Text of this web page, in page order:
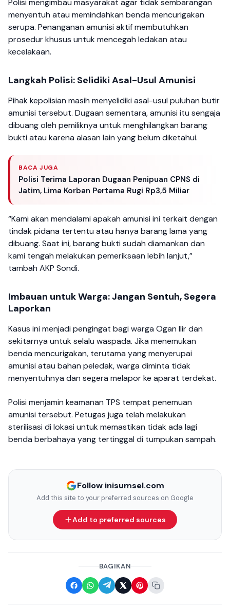
Polisi mengimbau masyarakat agar tidak sembarangan
menyentuh atau memindahkan benda mencurigakan
serupa. Penanganan amunisi aktif membutuhkan
prosedur khusus untuk mencegah ledakan atau
kecelakaan.
Langkah Polisi: Selidiki Asal-Usul Amunisi
Pihak kepolisian masih menyelidiki asal-usul puluhan butir
amunisi tersebut. Dugaan sementara, amunisi itu sengaja
dibuang oleh pemiliknya untuk menghilangkan barang
bukti atau karena alasan lain yang belum diketahui.
BACA JUGA
Polisi Terima Laporan Dugaan Penipuan CPNS di
Jatim, Lima Korban Pertama Rugi Rp3,5 Miliar
“Kami akan mendalami apakah amunisi ini terkait dengan
tindak pidana tertentu atau hanya barang lama yang
dibuang. Saat ini, barang bukti sudah diamankan dan
kami tengah melakukan pemeriksaan lebih lanjut,”
tambah AKP Sondi.
Imbauan untuk Warga: Jangan Sentuh, Segera
Laporkan
Kasus ini menjadi pengingat bagi warga Ogan Ilir dan
sekitarnya untuk selalu waspada. Jika menemukan
benda mencurigakan, terutama yang menyerupai
amunisi atau bahan peledak, warga diminta tidak
menyentuhnya dan segera melapor ke aparat terdekat.
Polisi menjamin keamanan TPS tempat penemuan
amunisi tersebut. Petugas juga telah melakukan
sterilisasi di lokasi untuk memastikan tidak ada lagi
benda berbahaya yang tertinggal di tumpukan sampah.
Follow inisumsel.com
Add this site to your preferred sources on Google
Add to preferred sources
BAGIKAN